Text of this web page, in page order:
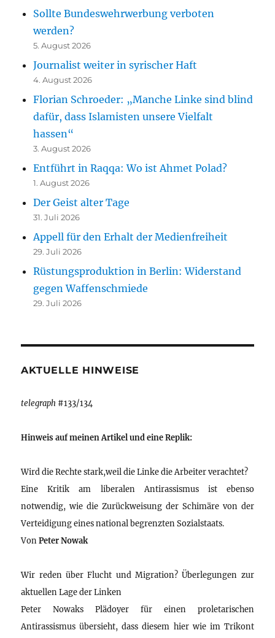
Sollte Bundeswehrwerbung verboten
werden?
5. August 2026
Journalist weiter in syrischer Haft
4. August 2026
Florian Schroeder: „Manche Linke sind blind
dafür, dass Islamisten unsere Vielfalt
hassen“
3. August 2026
Entführt in Raqqa: Wo ist Ahmet Polad?
1. August 2026
Der Geist alter Tage
31. Juli 2026
Appell für den Erhalt der Medienfreiheit
29. Juli 2026
Rüstungsproduktion in Berlin: Widerstand
gegen Waffenschmiede
29. Juli 2026
AKTUELLE HINWEISE
telegraph #133/134
Hinweis auf meinen Artikel und eine Replik:
Wird die Rechte stark,weil die Linke die Arbeiter verachtet?
Eine Kritik am liberalen Antirassismus ist ebenso
notwendig, wie die Zurückweisung der Schimäre von der
Verteidigung eines national begrenzten Sozialstaats.
VonPeter Nowak
Wir reden über Flucht und Migration? Überlegungen zur
aktuellen Lage der Linken
Peter Nowaks Plädoyer für einen proletarischen
Antirassismus übersieht, dass diesem hier wie im Trikont